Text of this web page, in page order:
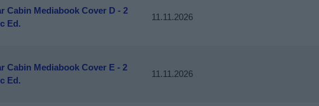
Cabin Mediabook Cover D - 2
Ed.
11.11.2026
Cabin Mediabook Cover E - 2
Ed.
11.11.2026